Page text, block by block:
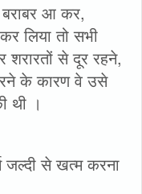
बराबर आ कर,
लिया तो सभी
शरारतों से दूर रहने,
के कारण वे उसे
थी ।
जल्दी से खत्म करना